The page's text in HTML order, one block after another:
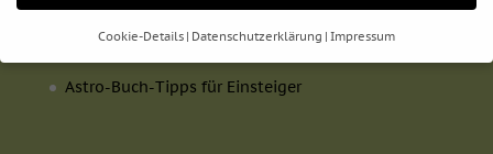
Astro-Buch-Tipps für Einsteiger
Cookie-Details Datenschutzerklärung Impressum
Datenschutzeinstellungen